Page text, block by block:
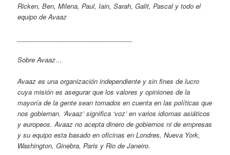
Ricken, Ben, Milena, Paul, Iain, Sarah, Galit, Pascal y todo el
equipo de Avaaz
Sobre Avaaz…
Avaaz es una organización independiente y sin fines de lucro
cuya misión es asegurar que los valores y opiniones de la
mayoría de la gente sean tomados en cuenta en las políticas que
nos gobiernan. ‘Avaaz’ significa ‘voz’ en varios idiomas asiáticos
y europeos. Avaaz no acepta dinero de gobiernos ni de empresas
y su equipo esta basado en oficinas en Londres, Nueva York,
Washington, Ginebra, Paris y Rio de Janeiro.